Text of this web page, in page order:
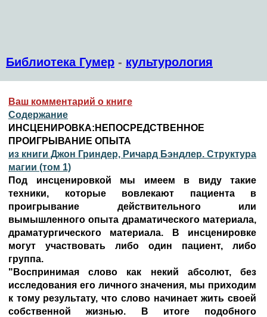
Библиотека Гумер - культурология
Ваш комментарий о книге
Содержание
ИНСЦЕНИРОВКА:НЕПОСРЕДСТВЕННОЕ
ПРОИГРЫВАНИЕ ОПЫТА
из книги Джон Гриндер, Ричард Бэндлер. Структура
магии (том 1)
Под инсценировкой мы имеем в виду такие
техники, которые вовлекают пациента в
проигрывание действительного или
вымышленного опыта драматического материала,
драматургического материала. В инсценировке
могут участвовать либо один пациент, либо
группа.
"Воспринимая слово как некий абсолют, без
исследования его личного значения, мы приходим
к тому результату, что слово начинает жить своей
собственной жизнью. В итоге подобного